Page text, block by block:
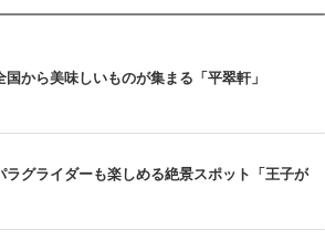
国から美味しいものが集まる「平翠軒」
ラグライダーも楽しめる絶景スポット「王子が